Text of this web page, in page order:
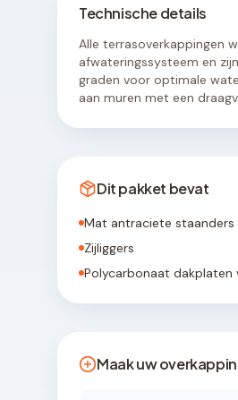
Technische details
Alle terrasoverkappingen
afwateringssysteem en
graden voor optimale
aan muren met een
Dit pakket bevat
Mat antraciete staanders
Zijliggers
Polycarbonaat dakplaten
Maak uw